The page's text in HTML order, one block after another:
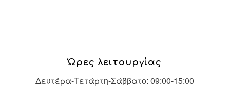
Ώρες λειτουργίας
Δευτέρα-Τετάρτη-Σάββατο: 09:00-15:00